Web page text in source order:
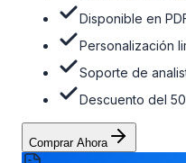
Disponible en
Personalización
Soporte de
Descuento del
Comprar Ahora